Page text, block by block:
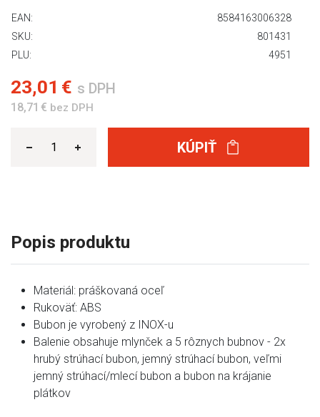
EAN:
8584163006328
SKU:
801431
PLU:
4951
23,01 € s DPH
18,71 € bez DPH
KÚPIŤ
Popis produktu
Materiál: práškovaná oceľ
Rukoväť: ABS
Bubon je vyrobený z INOX-u
Balenie obsahuje mlynček a 5 rôznych bubnov - 2x
hrubý strúhací bubon, jemný strúhací bubon, veľmi
jemný strúhací/mlecí bubon a bubon na krájanie
plátkov